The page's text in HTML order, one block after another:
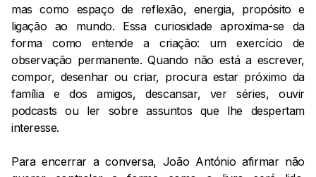
mas como espaço de reflexão, energia, propósito e
ligação ao mundo. Essa curiosidade aproxima-se da
forma como entende a criação: um exercício de
observação permanente. Quando não está a escrever,
compor, desenhar ou criar, procura estar próximo da
família e dos amigos, descansar, ver séries, ouvir
podcasts ou ler sobre assuntos que lhe despertam
interesse.
Para encerrar a conversa, João António afirmar não